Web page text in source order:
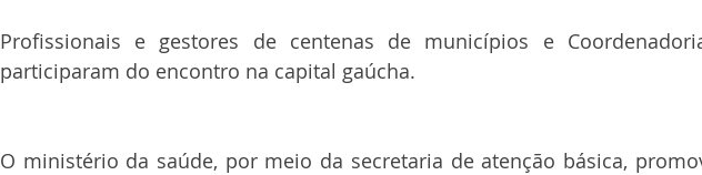
Profissionais e gestores de centenas de municípios e
participaram do encontro na capital gaúcha.
O ministério da saúde, por meio da secretaria de atenção básica,